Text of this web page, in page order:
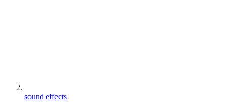
sound effects